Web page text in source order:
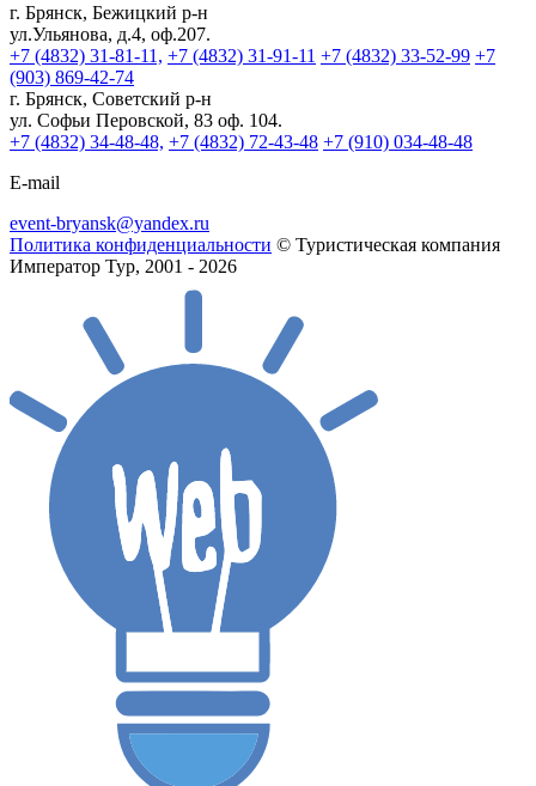
г. Брянск, Бежицкий р-н
ул.Ульянова, д.4, оф.207.
+7 (4832) 31-81-11, +7 (4832) 31-91-11 +7 (4832) 33-52-99 +7
(903) 869-42-74
г. Брянск, Советский р-н
ул. Софьи Перовской, 83 оф. 104.
+7 (4832) 34-48-48, +7 (4832) 72-43-48 +7 (910) 034-48-48
E-mail
event-bryansk@yandex.ru
Политика конфиденциальности © Туристическая компания
Император Тур, 2001 - 2026